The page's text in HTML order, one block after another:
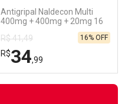
Antigripal Naldecon Multi
400mg + 400mg + 20mg 16
R$ 41,49
R$34,99
16% OFF